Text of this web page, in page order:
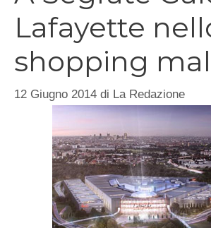
Lafayette
shopping
12 Giugno 2014 di La Redazione